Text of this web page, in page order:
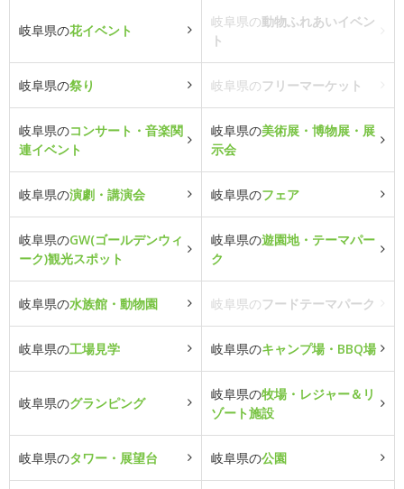
岐阜県の花イベント
岐阜県の動物ふれあいイベン
ト
岐阜県の祭り 岐阜県のフリーマーケット
岐阜県のコンサート・音楽関
連イベント
岐阜県の美術展・博物展・展
示会
岐阜県の演劇・講演会 岐阜県のフェア
岐阜県のGW(ゴールデンウィ
ーク)観光スポット
岐阜県の遊園地・テーマパー
ク
岐阜県の水族館・動物園 岐阜県のフードテーマパーク
岐阜県の工場見学 岐阜県のキャンプ場・BBQ場
岐阜県のグランピング
岐阜県の牧場・レジャー＆リ
ゾート施設
岐阜県のタワー・展望台 岐阜県の公園